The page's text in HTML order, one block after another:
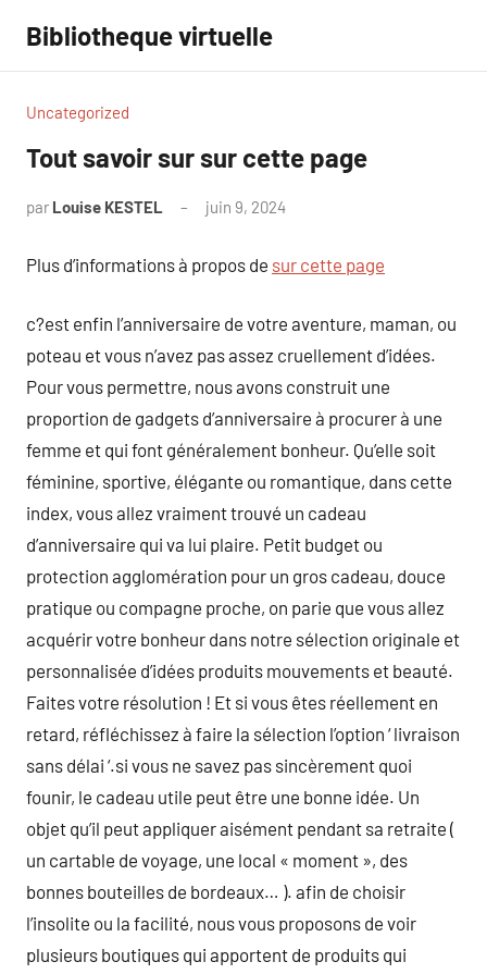
contenu
Bibliotheque virtuelle
Uncategorized
Tout savoir sur sur cette page
par Louise KESTEL juin 9, 2024
Plus d’informations à propos de sur cette page
c?est enfin l’anniversaire de votre aventure, maman, ou
poteau et vous n’avez pas assez cruellement d’idées.
Pour vous permettre, nous avons construit une
proportion de gadgets d’anniversaire à procurer à une
femme et qui font généralement bonheur. Qu’elle soit
féminine, sportive, élégante ou romantique, dans cette
index, vous allez vraiment trouvé un cadeau
d’anniversaire qui va lui plaire. Petit budget ou
protection agglomération pour un gros cadeau, douce
pratique ou compagne proche, on parie que vous allez
acquérir votre bonheur dans notre sélection originale et
personnalisée d’idées produits mouvements et beauté.
Faites votre résolution ! Et si vous êtes réellement en
retard, réfléchissez à faire la sélection l’option ‘ livraison
sans délai ‘.si vous ne savez pas sincèrement quoi
founir, le cadeau utile peut être une bonne idée. Un
objet qu’il peut appliquer aisément pendant sa retraite (
un cartable de voyage, une local « moment », des
bonnes bouteilles de bordeaux… ). afin de choisir
l’insolite ou la facilité, nous vous proposons de voir
plusieurs boutiques qui apportent de produits qui